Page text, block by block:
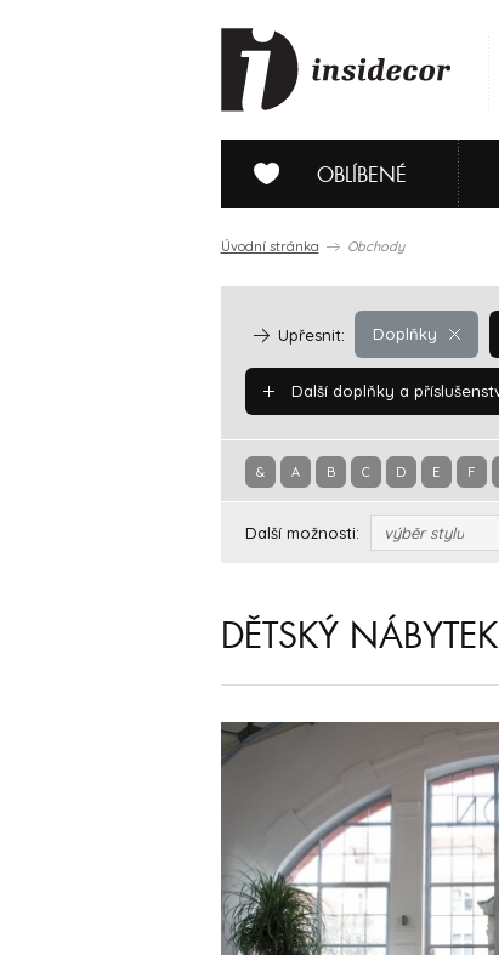
OBLÍBENÉ
Úvodní stránka Obchody
Doplňky
Upřesnit:
Další doplňky a
& A B C D E F
Další možnosti: výběr stylu
DĚTSKÝ NÁBYTEK